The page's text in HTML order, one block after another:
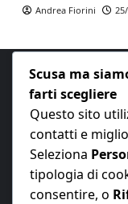
Andrea Fiorini
E-mail:
Scusa ma
farti scegliere
Questo sito
contatti e
Seleziona
tipologia di
consentire, o